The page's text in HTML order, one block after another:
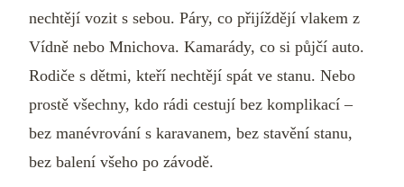
nechtějí vozit s sebou. Páry, co přijíždějí vlakem z
Vídně nebo Mnichova. Kamarády, co si půjčí auto.
Rodiče s dětmi, kteří nechtějí spát ve stanu. Nebo
prostě všechny, kdo rádi cestují bez komplikací –
bez manévrování s karavanem, bez stavění stanu,
bez balení všeho po závodě.